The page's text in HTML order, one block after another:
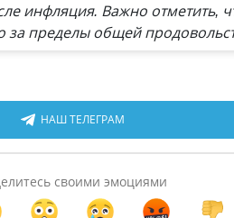
инфляция. Важно отметить,
пределы общей
НАШ ТЕЛЕГРАМ
своими эмоциями